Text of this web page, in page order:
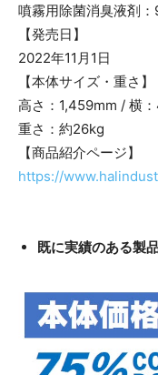
噴霧用除菌消臭液剤：
【発売日】
2022年11月1日
【本体サイズ・重さ】
高さ：1,459mm / 横
重さ：約26kg
【商品紹介ページ】
https://
既に実績のある製